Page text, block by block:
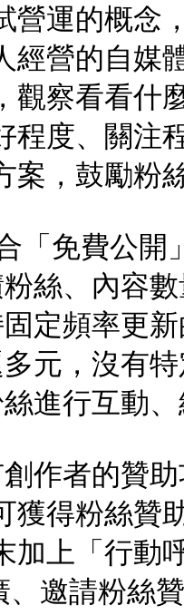
營運的概念
經營的自媒
觀察看看什
程度、關注
案，鼓勵粉
「免費公開
絲、內容數
定頻率更
元，沒有特
行互動、
作者的贊助
獲得粉絲贊
加上「行
、邀請粉絲